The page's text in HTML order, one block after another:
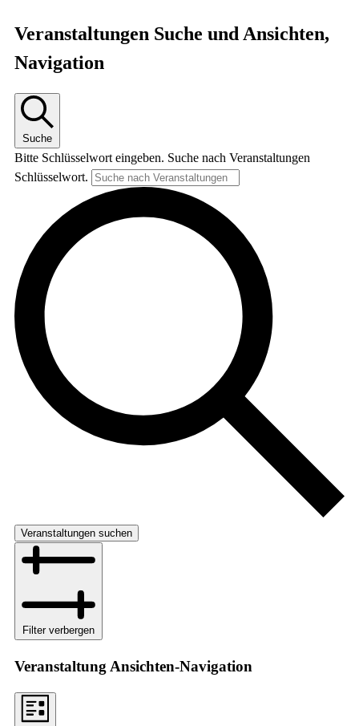
Veranstaltungen
Veranstaltungen Suche und Ansichten,
Navigation
Suche
Bitte Schlüsselwort eingeben. Suche nach Veranstaltungen
Schlüsselwort.
Veranstaltungen suchen
Filter verbergen
Veranstaltung Ansichten-Navigation